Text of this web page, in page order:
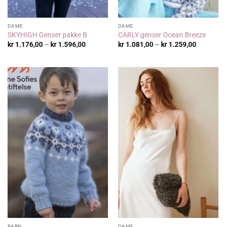
DAME
SKYHIGH Genser pakke B
kr1.176,00 – kr1.596,00Prisområde:
DAME
CARLY genser Ocean Breeze
kr1.081,00 – kr1.259,00